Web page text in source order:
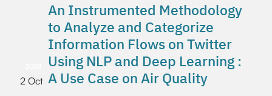
2 Oct
An Instrumented Methodology
to Analyze and Categorize
Information Flows on Twitter
Using NLP and Deep Learning :
A Use Case on Air Quality